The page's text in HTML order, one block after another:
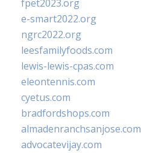
fpet2023.org
e-smart2022.org
ngrc2022.org
leesfamilyfoods.com
lewis-lewis-cpas.com
eleontennis.com
cyetus.com
bradfordshops.com
almadenranchsanjose.com
advocatevijay.com